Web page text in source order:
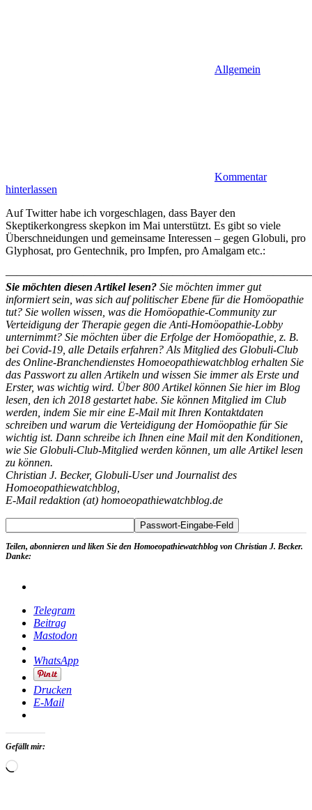
Allgemein
Kommentar
hinterlassen
Auf Twitter habe ich vorgeschlagen, dass Bayer den
Skeptikerkongress skepkon im Mai unterstützt. Es gibt so viele
Überschneidungen und gemeinsame Interessen – gegen Globuli, pro
Glyphosat, pro Gentechnik, pro Impfen, pro Amalgam etc.:
Sie möchten diesen Artikel lesen? Sie möchten immer gut
informiert sein, was sich auf politischer Ebene für die Homöopathie
tut? Sie wollen wissen, was die Homöopathie-Community zur
Verteidigung der Therapie gegen die Anti-Homöopathie-Lobby
unternimmt? Sie möchten über die Erfolge der Homöopathie, z. B.
bei Covid-19, alle Details erfahren? Als Mitglied des Globuli-Club
des Online-Branchendienstes Homoeopathiewatchblog erhalten Sie
das Passwort zu allen Artikeln und wissen Sie immer als Erste und
Erster, was wichtig wird. Über 800 Artikel können Sie hier im Blog
lesen, den ich 2018 gestartet habe. Sie können Mitglied im Club
werden, indem Sie mir eine E-Mail mit Ihren Kontaktdaten
schreiben und warum die Verteidigung der Homöopathie für Sie
wichtig ist. Dann schreibe ich Ihnen eine Mail mit den Konditionen,
wie Sie Globuli-Club-Mitglied werden können, um alle Artikel lesen
zu können.
Christian J. Becker, Globuli-User und Journalist des
Homoeopathiewatchblog,
E-Mail redaktion (at) homoeopathiewatchblog.de
Teilen, abonnieren und liken Sie den Homoeopathiewatchblog von Christian J. Becker.
Danke:
Telegram
Beitrag
Mastodon
WhatsApp
Drucken
E-Mail
Gefällt mir:
Wird